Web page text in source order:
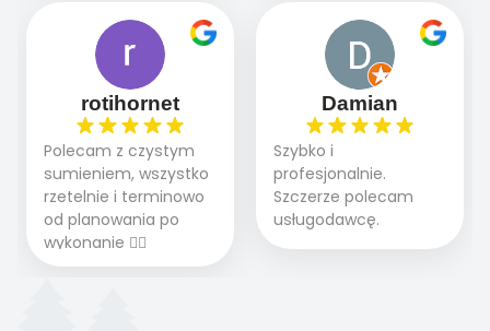
2 zlecenia na rolkę.
Polecam.
rotihornet
Polecam z czystym
sumieniem, wszystko
rzetelnie i terminowo
od planowania po
wykonanie 👍🏻
Damian
Szybko i
profesjonalnie.
Szczerze polecam
usługodawcę.